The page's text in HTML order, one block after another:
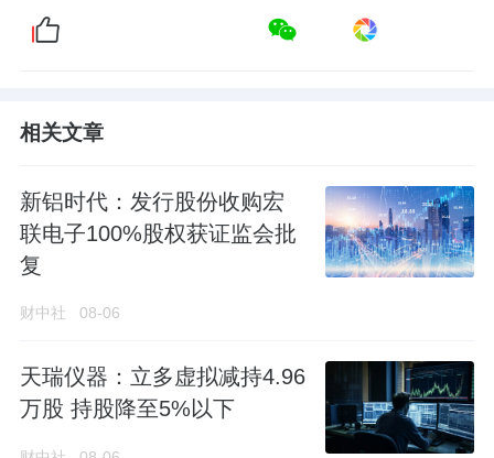
相关文章
新铝时代：发行股份收购宏
联电子100%股权获证监会批
复
财中社 08-06
天瑞仪器：立多虚拟减持4.96
万股 持股降至5%以下